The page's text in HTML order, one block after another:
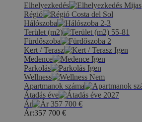
Elhelyezkedés
Mijas
Régió
Costa del Sol
Hálószoba
2-3
Terület (m2)
55-81
Fürdőszoba
2
Kert / Terasz
Igen
Medence
Igen
Parkolás
Igen
Wellness
Nem
Apartmanok száma
Átadás éve
2027
Ár
357 700 €
Ár:357 700 €